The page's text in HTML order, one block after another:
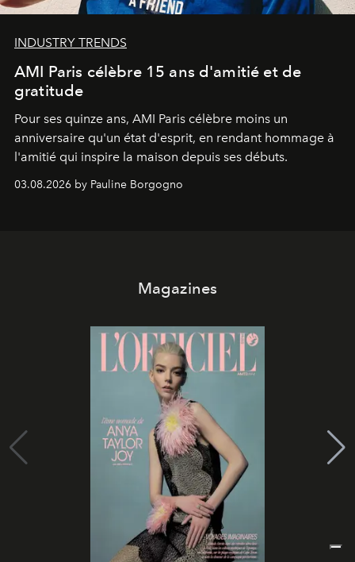
INDUSTRY TRENDS
AMI Paris célèbre 15 ans d'amitié et de
gratitude
Pour ses quinze ans, AMI Paris célèbre moins un
anniversaire qu'un état d'esprit, en rendant hommage à
l'amitié qui inspire la maison depuis ses débuts.
03.08.2026 by Pauline Borgogno
Magazines